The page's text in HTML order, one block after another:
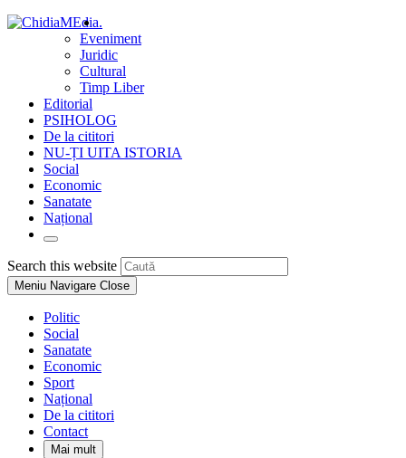
Skip
.
Eveniment
Juridic
Cultural
Timp Liber
Editorial
PSIHOLOG
De la cititori
NU-ȚI UITA ISTORIA
Social
Economic
Sanatate
Național
Toggle
website
search
Search this website
Escape
Meniu Navigare Close
Politic
Social
Sanatate
Economic
Sport
Național
De la cititori
Contact
Mai mult